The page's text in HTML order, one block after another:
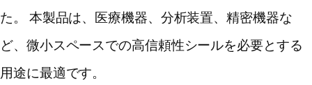
た。 本製品は、医療機器、分析装置、精密機器な
ど、微小スペースでの高信頼性シールを必要とする
用途に最適です。